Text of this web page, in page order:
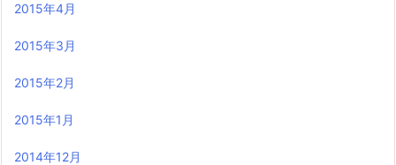
2015年4月
2015年3月
2015年2月
2015年1月
2014年12月